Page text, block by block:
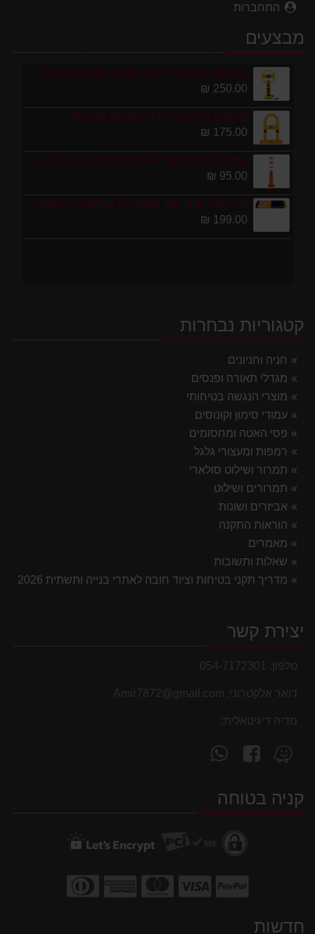
התחברות
מבצעים
מחסום חניה פרטי כולל מנעול ומפתחות גובה 70 ס"מ
250.00 ₪
מחסום לחניה צורת U במבצע מטורף!
175.00 ₪
עמוד סימון גמיש 75 ס''מ ECO תוצרת אירופה
95.00 ₪
חבילת 1 מטר פסי האטה 10 קמ''ש כולל סופיות מפלסטיק
199.00 ₪
קטגוריות נבחרות
חניה וחניונים
מגדלי תאורה ופנסים
מוצרי הנגשה בטיחותי
עמודי סימון וקונוסים
פסי האטה ומחסומים
רמפות ומעצורי גלגל
תמרור ושילוט סולארי
תמרורים ושילוט
אביזרים ושונות
הוראות התקנה
מאמרים
שאלות ותשובות
מדריך תקני בטיחות וציוד חובה לאתרי בנייה ותשתית 2026
יצירת קשר
טלפון: 054-7172301
דואר אלקטרוני: Amir7872@gmail.com
מדיה דיגיטאלית:
מצא
אותנו
Waze
עקוב
אחרינו
facebookקניה בטוחה
חדשות